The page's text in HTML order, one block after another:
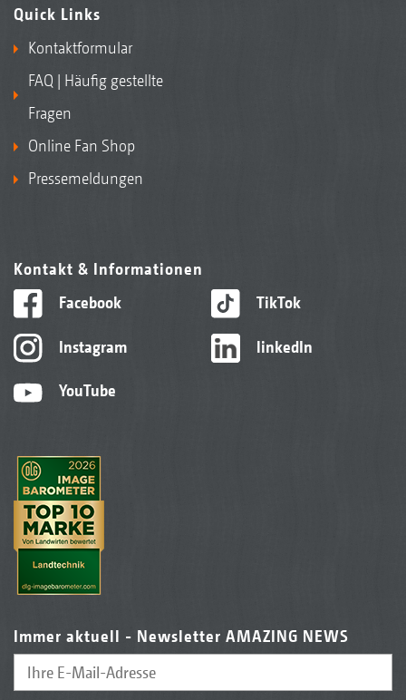
Quick Links
Kontaktformular
FAQ | Häufig gestellte
Fragen
Online Fan Shop
Pressemeldungen
Kontakt & Informationen
Facebook
Instagram
YouTube
TikTok
linkedIn
Immer aktuell - Newsletter AMAZING NEWS